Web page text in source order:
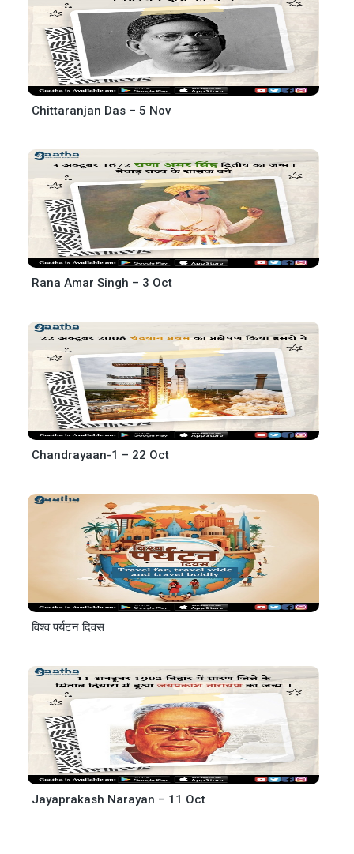
Chittaranjan Das – 5 Nov
Rana Amar Singh – 3 Oct
Chandrayaan-1 – 22 Oct
विश्व पर्यटन दिवस
Jayaprakash Narayan – 11 Oct